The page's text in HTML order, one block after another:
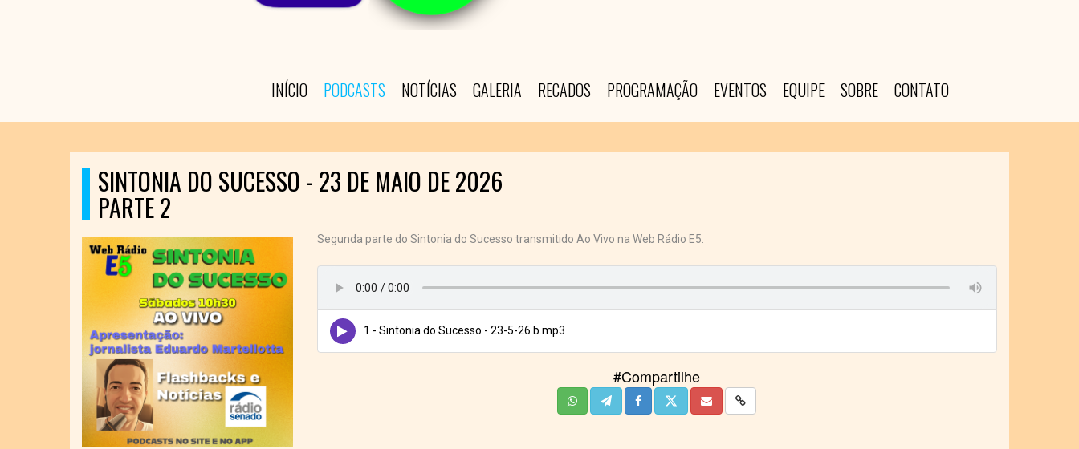
INÍCIO PODCASTS NOTÍCIAS GALERIA RECADOS PROGRAMAÇÃO EVENTOS EQUIPE SOBRE CONTATO
SINTONIA DO SUCESSO - 23 DE MAIO DE 2026
PARTE 2
Segunda parte do Sintonia do Sucesso transmitido Ao Vivo na Web Rádio E5.
1 - Sintonia do Sucesso - 23-5-26 b.mp3
#Compartilhe